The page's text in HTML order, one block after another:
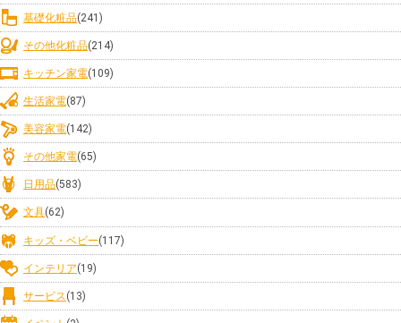
基礎化粧品(241)
その他化粧品(214)
キッチン家電(109)
生活家電(87)
美容家電(142)
その他家電(65)
日用品(583)
文具(62)
キッズ・ベビー(117)
インテリア(19)
サービス (13)